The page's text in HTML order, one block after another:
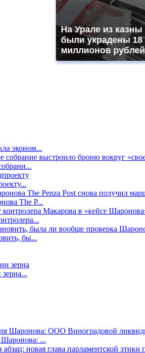
На Урале из казны
были украдены 18
миллионов рублей
эконом...
The P...
бы...
Шаронова: ...